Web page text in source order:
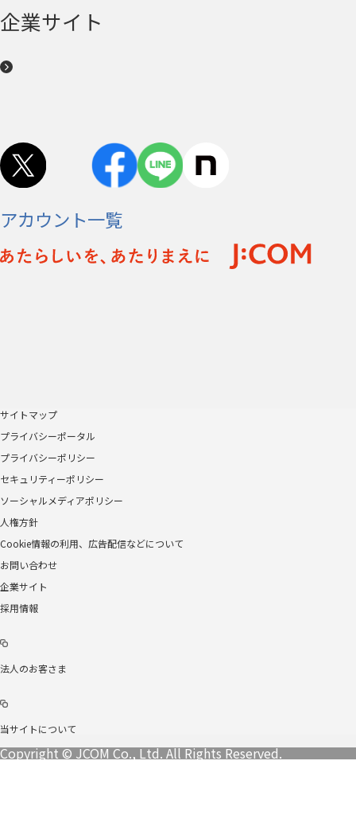
企業サイト
アカウント一覧
サイトマップ
プライバシーポータル
プライバシーポリシー
セキュリティーポリシー
ソーシャルメディアポリシー
人権方針
Cookie情報の利用、広告配信などについて
お問い合わせ
企業サイト
採用情報
法人のお客さま
当サイトについて
Copyright © JCOM Co., Ltd. All Rights Reserved.